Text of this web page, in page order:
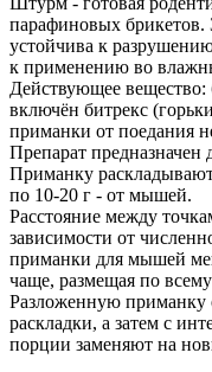
парафиновых брикетов.
устойчива к
к применению во
Действующее вещество:
включён битрекс
приманки от поедания
Препарат
Приманку
по 10-20 г - от мышей.
Расстояние между
зависимости от
приманки для мышей
чаще, размещая по
Разложенную приманку
раскладки, а затем с
порции заменяют на